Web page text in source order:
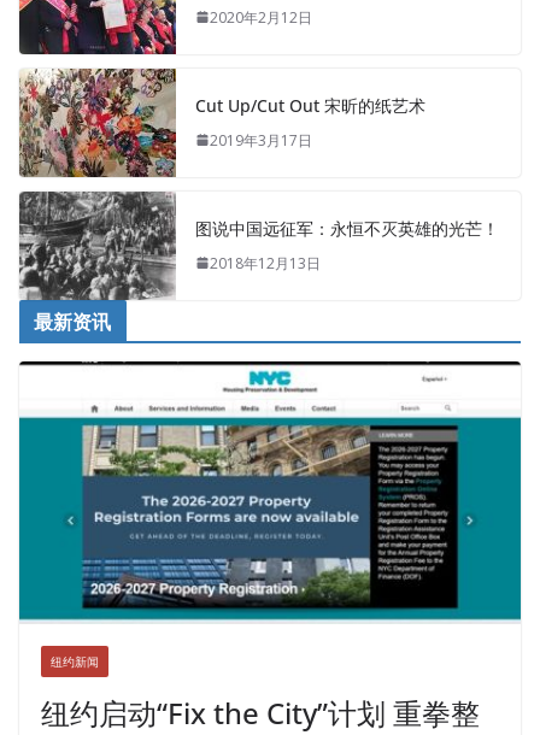
2020年2月12日
Cut Up/Cut Out 宋昕的纸艺术
2019年3月17日
图说中国远征军：永恒不灭英雄的光芒！
2018年12月13日
最新资讯
纽约新闻
纽约启动“Fix the City”计划 重拳整